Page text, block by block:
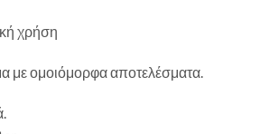
χρήση
με ομοιόμορφα αποτελέσματα.